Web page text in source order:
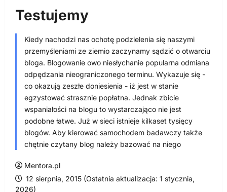
Testujemy
Kiedy nachodzi nas ochotę podzielenia się naszymi
przemyśleniami ze ziemio zaczynamy sądzić o otwarciu
bloga. Blogowanie owo niesłychanie popularna odmiana
odpędzania nieograniczonego terminu. Wykazuje się -
co okazują zeszłe doniesienia - iż jest w stanie
egzystować strasznie popłatna. Jednak zbicie
wspaniałości na blogu to wystarczająco nie jest
podobne łatwe. Już w sieci istnieje kilkaset tysięcy
blogów. Aby kierować samochodem badawczy także
chętnie czytany blog należy bazować na niego
Mentora.pl
12 sierpnia, 2015 (Ostatnia aktualizacja: 1 stycznia,
2026)